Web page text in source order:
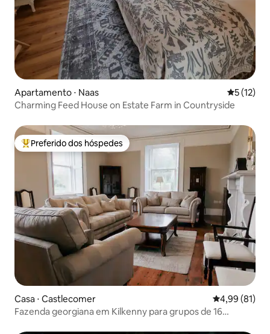
Apartamento ⋅ Naas 5 de uma
5 (12)
Charming Feed House on Estate Farm in Countryside
Entre os melhores preferidos dos hóspedes
Preferido dos hóspedes
Casa ⋅ Castlecomer 4,99 de uma
4,99 (81)
Fazenda georgiana em Kilkenny para grupos de 16